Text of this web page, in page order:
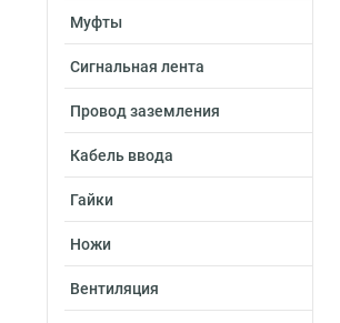
Муфты
Сигнальная лента
Провод заземления
Кабель ввода
Гайки
Ножи
Вентиляция